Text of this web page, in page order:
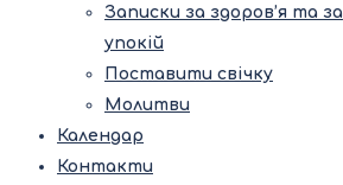
Записки за здоров’я та за
упокій
Поставити свічку
Молитви
Календар
Контакти